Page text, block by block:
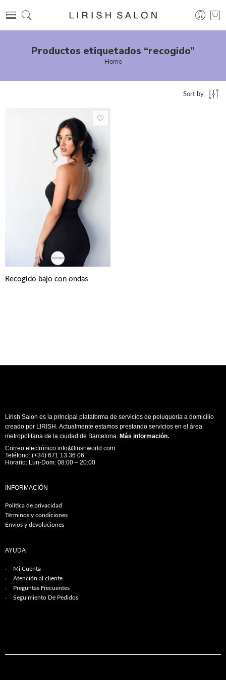
Productos etiquetados “recogido”
Home
Sort by
Recogido bajo con ondas
Lirish Salon es la principal plataforma de servicios de peluquería a domicilio
creado por LIRISH. Actualmente estamos prestando servicios en el área
metropolitana de la ciudad de Barcelona. Más información.
Correo electrónico:info@lirishworld.com
Teléfono: (+34) 671 13 36 06
Horario: Lun-Dom: 08:00 – 20:00
INFORMACIÓN
Política de privacidad
Términos y condiciones
Envíos y devoluciones
AYUDA
Mi Cuenta
Atención al cliente
Preguntas Frecuentes
Seguimiento De Pedidos